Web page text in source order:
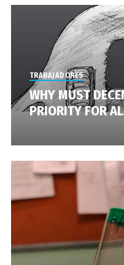
TRABAJADORES
WHY MUST
PRIORITY FOR